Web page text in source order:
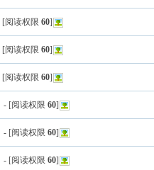
[阅读权限60]
[阅读权限60]
[阅读权限60]
- [阅读权限60]
- [阅读权限60]
- [阅读权限60]